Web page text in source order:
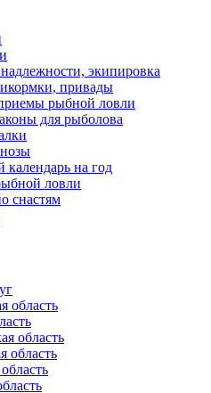
экипировка
привады
рыбной ловли
для рыболова
на год
ловли
снастям
область
область
область